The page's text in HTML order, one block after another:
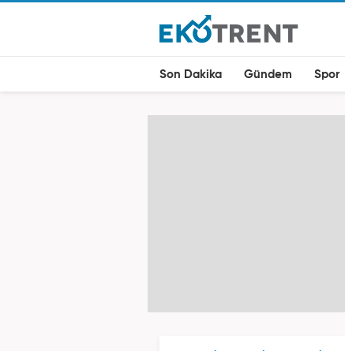
Son Dakika Gündem Spor